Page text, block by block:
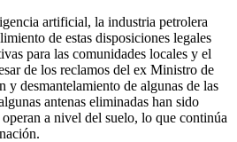
artificial, la industria petrolera
de estas disposiciones legales
para las comunidades locales y el
de los reclamos del ex Ministro de
y desmantelamiento de algunas de las
antenas eliminadas han sido
a nivel del suelo, lo que continúa